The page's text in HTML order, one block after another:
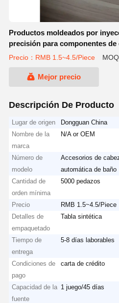
Productos moldeados por
precisión para componentes de
Precio：RMB 1.5~4.5/Piece
Mejor precio
Descripción De Producto
Lugar de origen
Dongguan China
Nombre de la
marca
N/A or OEM
Número de
modelo
Accesorios de
automática de baño
Cantidad de
orden mínima
5000 pedazos
Precio
RMB 1.5~4.5/Piece
Detalles de
empaquetado
Tabla sintética
Tiempo de
entrega
5-8 días laborables
Condiciones de
pago
carta de crédito
Capacidad de la
fuente
1 juego/45 días